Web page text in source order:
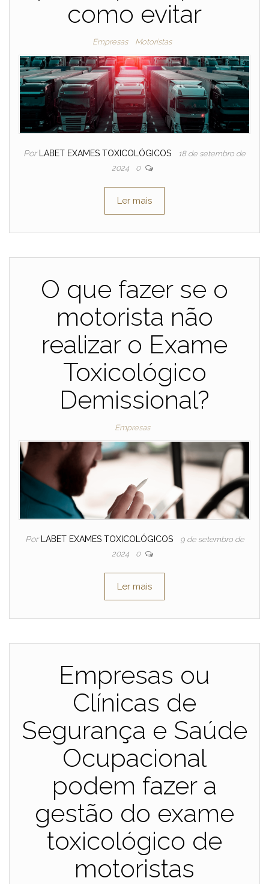
como evitar
Empresas Motoristas
Por LABET EXAMES TOXICOLÓGICOS
18 de setembro de
2024
0
Ler mais
O que fazer se o
motorista não
realizar o Exame
Toxicológico
Demissional?
Empresas
Por LABET EXAMES TOXICOLÓGICOS
9 de setembro de
2024
0
Ler mais
Empresas ou
Clínicas de
Segurança e Saúde
Ocupacional
podem fazer a
gestão do exame
toxicológico de
motoristas